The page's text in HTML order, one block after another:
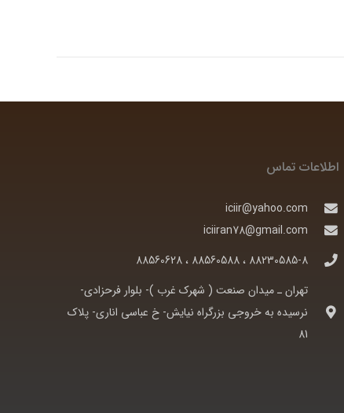
اطلاعات تماس
iciir@yahoo.com
iciiran78@gmail.com
88230585-8 ، 88560588 ، 88560628
تهران ـ ميدان صنعت ( شهرک غرب )- بلوار فرحزادی-
نرسيده به خروجی بزرگراه نيايش- خ عباسی اناری- پلاک
81